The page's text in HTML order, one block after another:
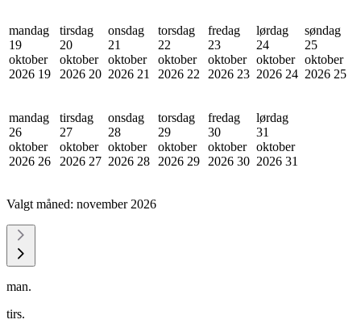
mandag
19
oktober
2026 19
tirsdag
20
oktober
2026 20
onsdag
21
oktober
2026 21
torsdag
22
oktober
2026 22
fredag
23
oktober
2026 23
lørdag
24
oktober
2026 24
søndag
25
oktober
2026 25
mandag
26
oktober
2026 26
tirsdag
27
oktober
2026 27
onsdag
28
oktober
2026 28
torsdag
29
oktober
2026 29
fredag
30
oktober
2026 30
lørdag
31
oktober
2026 31
Valgt måned: november 2026
man.
tirs.